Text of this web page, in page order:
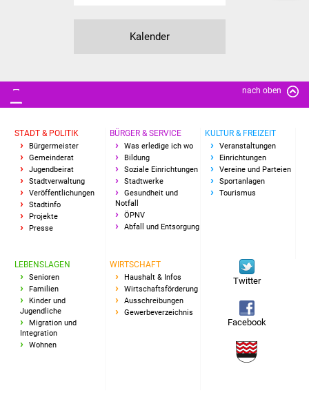
Ärzte und Apotheken
Pflege von Angehörigen
ÖPNV
Bürgerbus (MOBS)
Kalender
nach oben
STADT & POLITIK
Bürgermeister
Gemeinderat
Jugendbeirat
Stadtverwaltung
Veröffentlichungen
Stadtinfo
Projekte
Presse
BÜRGER & SERVICE
Was erledige ich wo
Bildung
Soziale Einrichtungen
Stadtwerke
Gesundheit und
Notfall
ÖPNV
Abfall und Entsorgung
KULTUR & FREIZEIT
Veranstaltungen
Einrichtungen
Vereine und Parteien
Sportanlagen
Tourismus
LEBENSLAGEN
Senioren
Familien
Kinder und
Jugendliche
Migration und
Integration
Wohnen
WIRTSCHAFT
Haushalt & Infos
Wirtschaftsförderung
Ausschreibungen
Gewerbeverzeichnis
Twitter
Facebook